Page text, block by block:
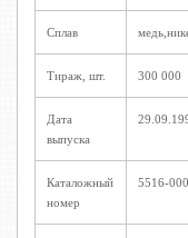
Сплав
Тираж, шт. 300 000
Дата
выпуска
Каталожный
номер
5516-